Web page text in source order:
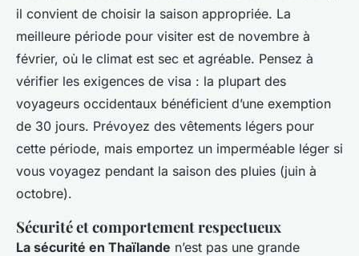
il convient de choisir la saison appropriée. La
meilleure période pour visiter est de novembre à
février, où le climat est sec et agréable. Pensez à
vérifier les exigences de visa : la plupart des
voyageurs occidentaux bénéficient d’une exemption
de 30 jours. Prévoyez des vêtements légers pour
cette période, mais emportez un imperméable léger si
vous voyagez pendant la saison des pluies (juin à
octobre).
Sécurité et comportement respectueux
La sécurité en Thaïlande n’est pas une grande